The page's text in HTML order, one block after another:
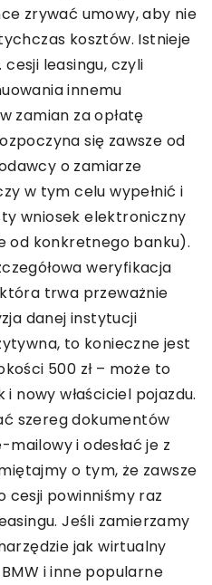
zrywać umowy, aby nie
kosztów. Istnieje
leasingu, czyli
innemu
zamian za opłatę
się zawsze od
o zamiarze
w tym celu wypełnić i
wniosek elektroniczny
od konkretnego banku).
weryfikacja
trwa przeważnie
danej instytucji
to konieczne jest
500 zł – może to
nowy właściciel pojazdu.
szereg dokumentów
i odesłać je z
o tym, że zawsze
cesji powinniśmy raz
Jeśli zamierzamy
jak wirtualny
BMW i inne popularne